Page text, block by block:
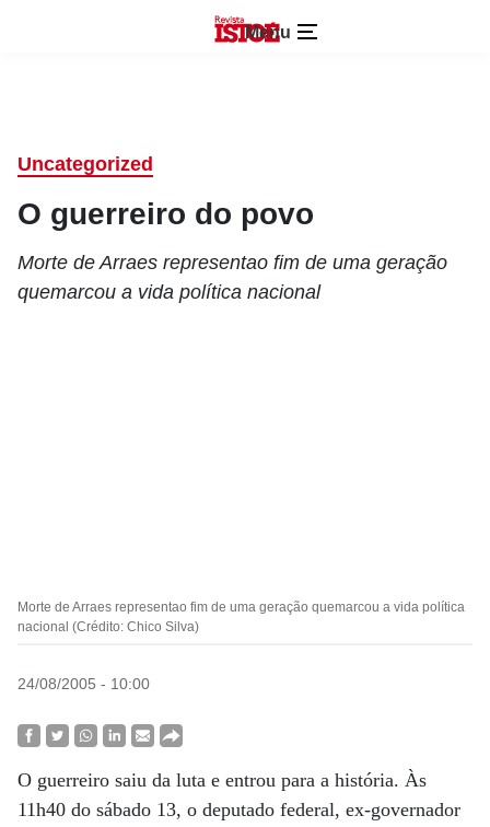
Menu
Uncategorized
O guerreiro do povo
Morte de Arraes representao fim de uma geração
quemarcou a vida política nacional
Morte de Arraes representao fim de uma geração quemarcou a vida política
nacional (Crédito: Chico Silva)
24/08/2005 - 10:00
O guerreiro saiu da luta e entrou para a história. Às
11h40 do sábado 13, o deputado federal, ex-governador